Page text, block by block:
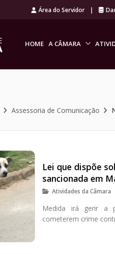
Área do Servidor |
HOME A CÂMARA
Assessoria de Comunicação
Lei que dispõe
sancionada em
Atividades da Câmara
Medida irá gerir a
cometerem crime